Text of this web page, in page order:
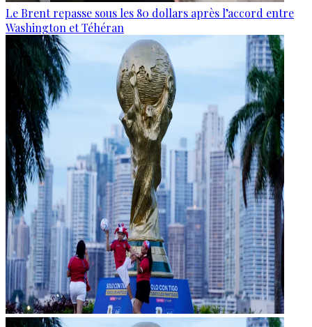
Le Brent repasse sous les 80 dollars après l’accord entre
Washington et Téhéran